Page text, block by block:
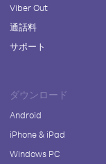
Viber Out
通話料
サポート
ダウンロード
Android
iPhone & iPad
Windows PC